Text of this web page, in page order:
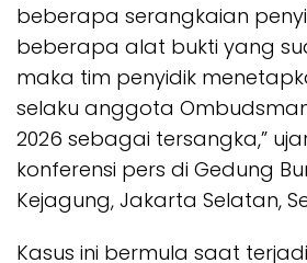
beberapa serangkaian
beberapa alat bukti yang
maka tim penyidik
selaku anggota
2026 sebagai tersangka,”
konferensi pers di Gedung
Kejagung, Jakarta Selatan,
Kasus ini bermula saat